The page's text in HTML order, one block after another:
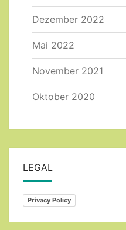
Dezember 2022
Mai 2022
November 2021
Oktober 2020
LEGAL
Privacy Policy